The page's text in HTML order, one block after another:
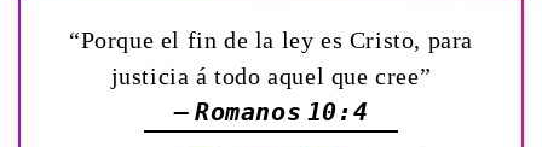
“Porque el fin de la ley es Cristo, para
justicia á todo aquel que cree”
— Romanos 10:4